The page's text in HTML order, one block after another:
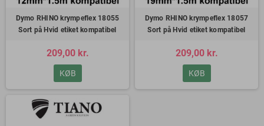
Dymo RHINO krympeflex 18055
Sort på Hvid etiket kompatibel
209,00 kr.
KØB
Dymo RHINO krympeflex 18057
Sort på Hvid etiket kompatibel
209,00 kr.
KØB